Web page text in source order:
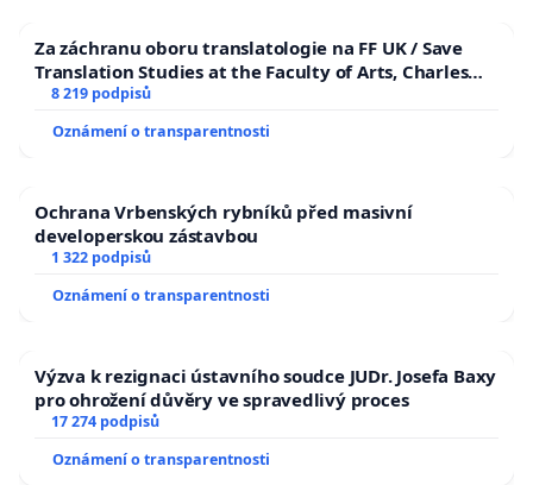
Za záchranu oboru translatologie na FF UK / Save
Translation Studies at the Faculty of Arts, Charles
University
8 219 podpisů
Oznámení o transparentnosti
Ochrana Vrbenských rybníků před masivní
developerskou zástavbou
1 322 podpisů
Oznámení o transparentnosti
Výzva k rezignaci ústavního soudce JUDr. Josefa Baxy
pro ohrožení důvěry ve spravedlivý proces
17 274 podpisů
Oznámení o transparentnosti